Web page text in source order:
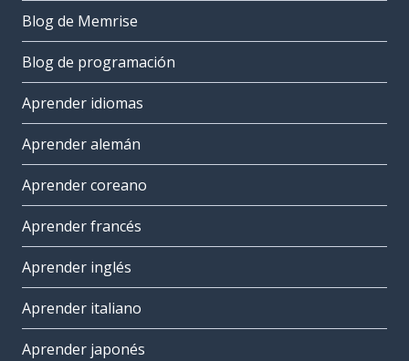
Blog de Memrise
Blog de programación
Aprender idiomas
Aprender alemán
Aprender coreano
Aprender francés
Aprender inglés
Aprender italiano
Aprender japonés